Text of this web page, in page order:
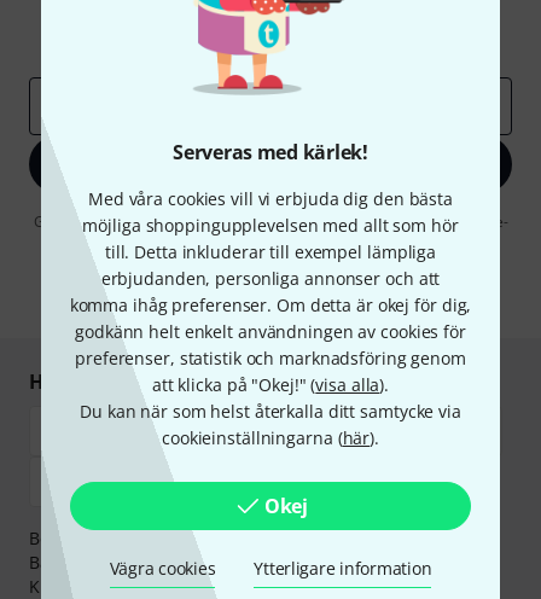
Serveras med kärlek!
Med våra cookies vill vi erbjuda dig den bästa
möjliga shoppingupplevelsen med allt som hör
till. Detta inkluderar till exempel lämpliga
erbjudanden, personliga annonser och att
komma ihåg preferenser. Om detta är okej för dig,
godkänn helt enkelt användningen av cookies för
preferenser, statistik och marknadsföring genom
att klicka på "Okej!" (visa alla).
Du kan när som helst återkalla ditt samtycke via
cookieinställningarna (här).
Okej
Vägra cookies Ytterligare information
Inspirerande inlägg
Thomann Insikter
Registrera dig nu
Genom att klicka på "Registrera dig nu" samtycker jag till att ta emot e-
postreklam. Avregistrering är möjlig när som helst. Du finner mer
information om nyhetsbrevet i vårsekretesspolicy
* Nödvändig
Handla och betala säkert
Betalningen kan göras tryggt och säkert med
Banköverföring, PayPal,
Klarna Direktbetalningeller
Kreditkort.